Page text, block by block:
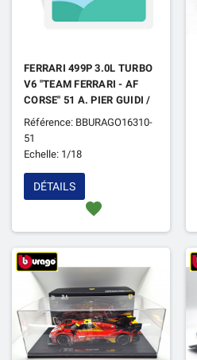
FERRARI 499P 3.0L TURBO
V6 "TEAM FERRARI - AF
CORSE" 51 A. PIER GUIDI /
JAMES CALADO /
ANTONIO GIOVINAZZI
24H DU MANS 2026
Référence: BBURAGO16310-
51
Echelle: 1/18
favorite
DÉTAILS